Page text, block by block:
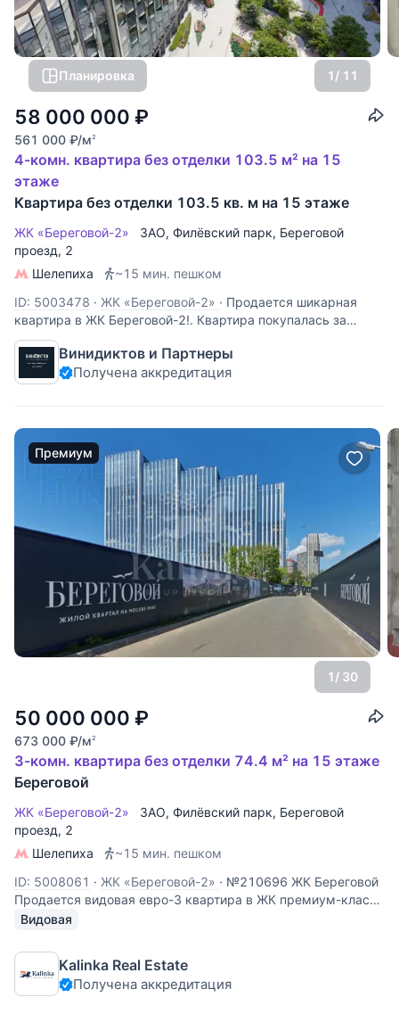
Планировка 1/ 11
58 000 000 ₽
561 000 ₽/м2
4-комн. квартира без отделки 103.5 м² на 15
этаже
Квартира без отделки 103.5 кв. м на 15 этаже
ЖК «Береговой-2» ЗАО, Филёвский парк, Береговой
проезд, 2
Шелепиха
~15 мин. пешком
ID: 5003478 · ЖК «Береговой-2» · Продается шикарная
квартира в ЖК Береговой-2!. Квартира покупалась за
наличные, полная стоимость в договоре. Одна из самых
удачных планировок в доме. Можно сделать полноценную
квартиру с 3 спальнями и кухней-гостиной 25.8 м². Либо
Винидиктов и Партнеры
Получена аккредитация
Премиум
1/ 30
50 000 000 ₽
673 000 ₽/м2
3-комн. квартира без отделки 74.4 м² на 15 этаже
Береговой
ЖК «Береговой-2» ЗАО, Филёвский парк, Береговой
проезд, 2
Шелепиха
~15 мин. пешком
ID: 5008061 · ЖК «Береговой-2» · №210696 ЖК Береговой
Продается видовая евро-3 квартира в ЖК премиум-класса
«Береговой-2» с панорамным видом на Москву-реку.
современного дома и обладает одной из самых
востребованных характеристик
Видовая
Kalinka Real Estate
Получена аккредитация